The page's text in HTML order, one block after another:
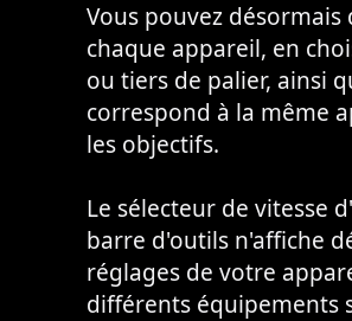
Vous pouvez
chaque appareil, en
ou tiers de palier, ainsi
correspond à la même
les objectifs.
Le sélecteur de vitesse
barre d'outils n'affiche
réglages de votre
différents équipements